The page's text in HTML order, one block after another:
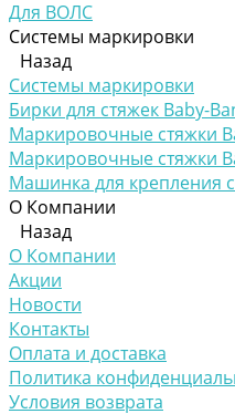
Для ВОЛС
Системы маркировки
Назад
Системы маркировки
Бирки для стяжек Baby-
Маркировочные стяжки
Маркировочные стяжки
Машинка для крепления
О Компании
Назад
О Компании
Акции
Новости
Контакты
Оплата и доставка
Политика
Условия возврата